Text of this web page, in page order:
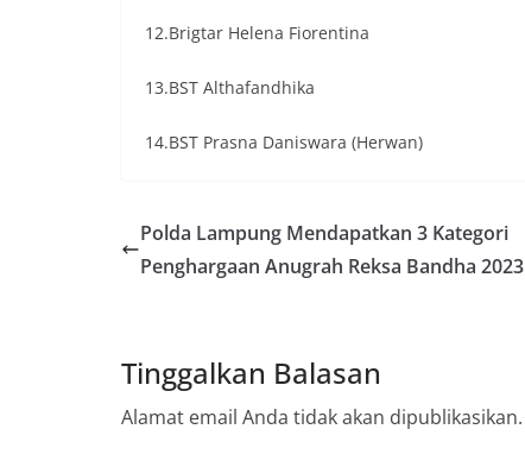
12.Brigtar Helena Fiorentina
13.BST Althafandhika
14.BST Prasna Daniswara (Herwan)
Polda Lampung Mendapatkan 3 Kategori
Penghargaan Anugrah Reksa Bandha 2023
Tinggalkan Balasan
Alamat email Anda tidak akan dipublikasikan.